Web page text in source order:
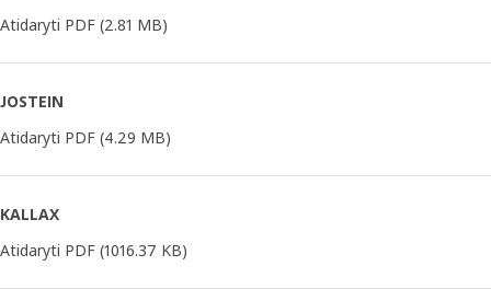
Atidaryti PDF (2.81 MB)
JOSTEIN
Atidaryti PDF (4.29 MB)
KALLAX
Atidaryti PDF (1016.37 KB)